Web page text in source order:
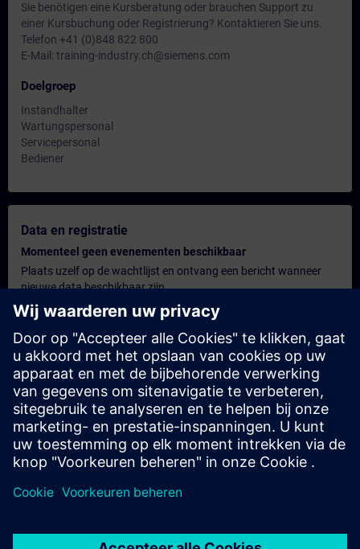
Sie benötigen eine Kursberatung oder brauchen Support zu
einer Kursbuchung oder Registrierung? Kontaktieren Sie uns.
Telefon +41 (0)848 822 800
E-Mail: training-industry.ch@siemens.com
Doelgroep
Instandhalter
Wartungspersonal
Servicepersonal
Bediener
Data en registratie
Momenteel geen evenementen beschikbaar
Plaats uzelf op de wachtlijst en ontvang een bericht wanneer
nieuwe data beschikbaar zijn.
Hou me op de hoogte
Persoonlijk offerte
U wenst een gepersonaliseerde offerte? Na het verstrekken van
uw persoonlijke gegevens sturen wij u onmiddellijk een
gepersonaliseerde aanbieding naar uw e-mailadres.
Stuur een persoonlijke offerte